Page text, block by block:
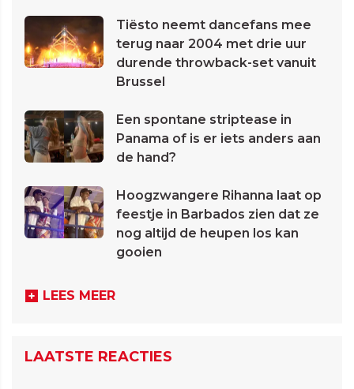
Tiësto neemt dancefans mee
terug naar 2004 met drie uur
durende throwback-set vanuit
Brussel
Een spontane striptease in
Panama of is er iets anders aan
de hand?
Hoogzwangere Rihanna laat op
feestje in Barbados zien dat ze
nog altijd de heupen los kan
gooien
LEES MEER
LAATSTE REACTIES